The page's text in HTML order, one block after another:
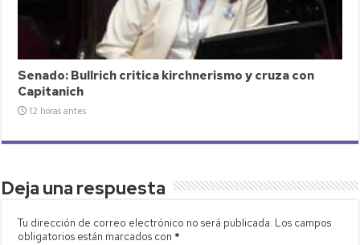
Senado: Bullrich critica kirchnerismo y cruza con
Capitanich
12 horas antes
Deja una respuesta
Tu dirección de correo electrónico no será publicada. Los campos
obligatorios están marcados con *